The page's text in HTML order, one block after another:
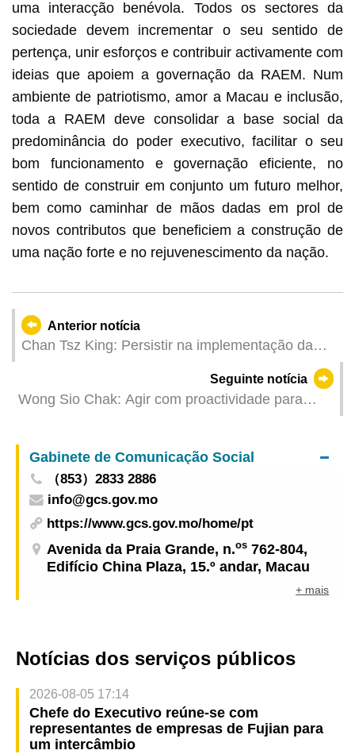
uma interacção benévola. Todos os sectores da
sociedade devem incrementar o seu sentido de
pertença, unir esforços e contribuir activamente com
ideias que apoiem a governação da RAEM. Num
ambiente de patriotismo, amor a Macau e inclusão,
toda a RAEM deve consolidar a base social da
predominância do poder executivo, facilitar o seu
bom funcionamento e governação eficiente, no
sentido de construir em conjunto um futuro melhor,
bem como caminhar de mãos dadas em prol de
novos contributos que beneficiem a construção de
uma nação forte e no rejuvenescimento da nação.
Anterior notícia
Chan Tsz King: Persistir na implementação da
predominância do poder executivo, construindo
uma linha da defesa de segurança sólida
Seguinte notícia
Wong Sio Chak: Agir com proactividade para
poder executivo
Gabinete de Comunicação Social
（853）2833 2886
info@gcs.gov.mo
https://www.gcs.gov.mo/home/pt
Avenida da Praia Grande, n.os 762-804,
Edifício China Plaza, 15.º andar, Macau
+ mais
Notícias dos serviços públicos
2026-08-05 17:14
Chefe do Executivo reúne-se com
representantes de empresas de Fujian para
um intercâmbio